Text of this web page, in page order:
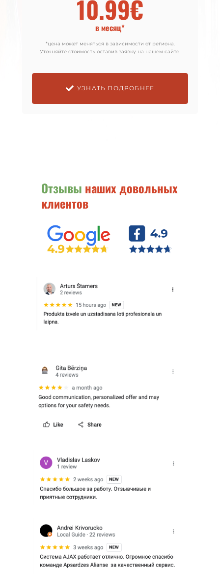
10.99€
в месяц*
*цена может меняться в зависимости от региона.
Уточняйте стоимость оставив заявку на нашем сайте.
УЗНАТЬ ПОДРОБНЕЕ
12.99€
в месяц*
*цена может меняться в зависимости от региона.
Уточняйте стоимость оставив заявку на нашем сайте.
УЗНАТЬ ПОДРОБНЕЕ
Отзывы наших довольных
клиентов